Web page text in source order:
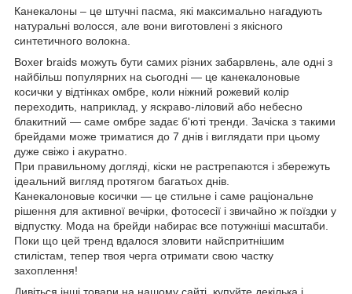
Канекалоны – це штучні пасма, які максимально нагадують
натуральні волосся, але вони виготовлені з якісного
синтетичного волокна.
Boxer braids можуть бути самих різних забарвлень, але одні з
найбільш популярних на сьогодні — це канекалоновые
косички у відтінках омбре, коли ніжний рожевий колір
переходить, наприклад, у яскраво-ліловий або небесно
блакитний — саме омбре задає б'юті тренди. Зачіска з такими
брейдами може триматися до 7 днів і виглядати при цьому
дуже свіжо і акуратно.
При правильному догляді, кіски не растрепаются і збережуть
ідеальний вигляд протягом багатьох днів.
Канекалоновые косички — це стильне і саме раціональне
рішення для активної вечірки, фотосесії і звичайно ж поїздки у
відпустку. Мода на брейди набирає все потужніші масштаби.
Поки що цей тренд вдалося зловити найспритнішим
стилістам, тепер твоя черга отримати свою частку
захоплення!
Дивіться інші товари на нашому сайті, купуйте декілька і